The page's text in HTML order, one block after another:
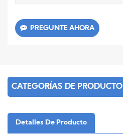
PREGUNTE AHORA
CATEGORÍAS DE PRODUCTO
Detalles De Producto